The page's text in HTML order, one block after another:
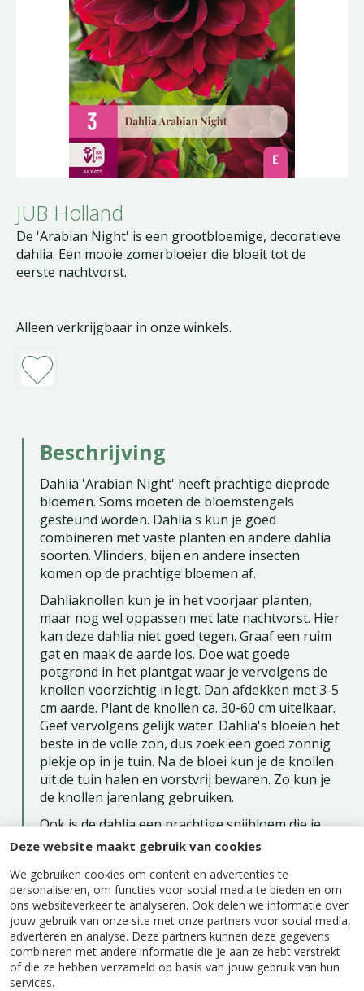
Deze website maakt gebruik van cookies
We gebruiken cookies om content en advertenties te
personaliseren, om functies voor social media te bieden en om
ons websiteverkeer te analyseren. Ook delen we informatie over
jouw gebruik van onze site met onze partners voor social media,
adverteren en analyse. Deze partners kunnen deze gegevens
combineren met andere informatie die je aan ze hebt verstrekt
of die ze hebben verzameld op basis van jouw gebruik van hun
services.
JUB Holland
De 'Arabian Night' is een grootbloemige, decoratieve
dahlia. Een mooie zomerbloeier die bloeit tot de
eerste nachtvorst.
Alleen verkrijgbaar in onze winkels.
Beschrijving
Dahlia 'Arabian Night' heeft prachtige dieprode
bloemen. Soms moeten de bloemstengels
gesteund worden. Dahlia's kun je goed
combineren met vaste planten en andere dahlia
soorten. Vlinders, bijen en andere insecten
komen op de prachtige bloemen af.
Dahliaknollen kun je in het voorjaar planten,
maar nog wel oppassen met late nachtvorst. Hier
kan deze dahlia niet goed tegen. Graaf een ruim
gat en maak de aarde los. Doe wat goede
potgrond in het plantgat waar je vervolgens de
knollen voorzichtig in legt. Dan afdekken met 3-5
cm aarde. Plant de knollen ca. 30-60 cm uitelkaar.
Geef vervolgens gelijk water. Dahlia's bloeien het
beste in de volle zon, dus zoek een goed zonnig
plekje op in je tuin. Na de bloei kun je de knollen
uit de tuin halen en vorstvrij bewaren. Zo kun je
de knollen jarenlang gebruiken.
Ook is de dahlia een prachtige snijbloem die je
het beste 's morgensvroeg kunt plukken en dan
snijbloemenvoedsel.
Specificaties